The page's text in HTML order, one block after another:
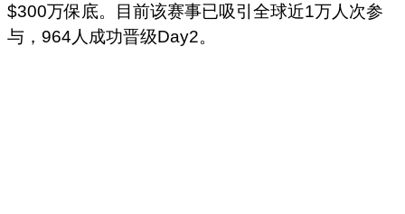
$300万保底。目前该赛事已吸引全球近1万人次参
与，964人成功晋级Day2。